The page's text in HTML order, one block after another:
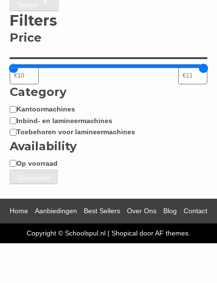
Sluiten
Filters
Price
Category
Categorie
Kantoormachines
Inbind- en lamineermachines
Toebehoren voor lamineermachines
Availability
Beschikbaarheid
Op voorraad
Toepassen
Home Aanbiedingen Best Sellers Over Ons Blog Contact
Copyright © Schoolspul.nl | Shopical door AF themes.